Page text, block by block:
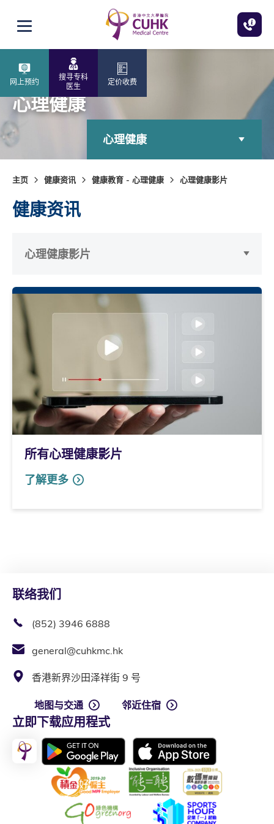
打开选单
网上预约
搜寻专科
医生
定价收费
心理健康
心理健康
主页 健康资讯 健康教育 - 心理健康 心理健康影片
健康资讯
心理健康影片
所有心理健康影片
了解更多
联络我们
(852) 3946 6888
general@cuhkmc.hk
香港新界沙田泽祥街 9 号
地图与交通 邻近住宿
立即下载应用程式